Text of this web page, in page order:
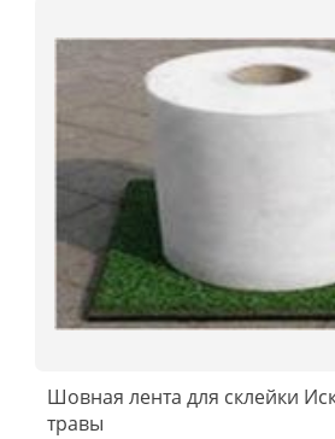
Шовная лента для склейки
травы